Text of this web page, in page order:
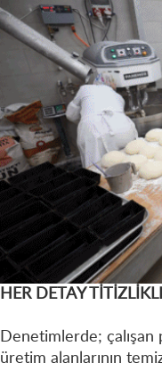
HER DETAY
Denetimlerde;
üretim alanlarının